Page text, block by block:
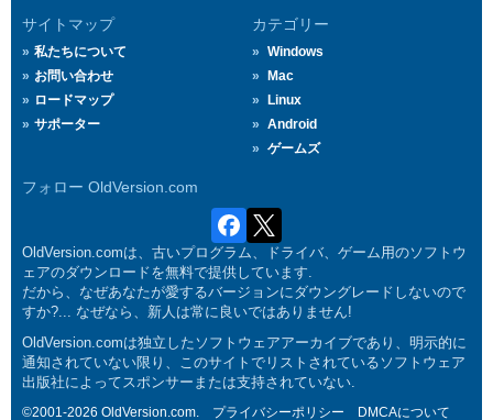
サイトマップ
私たちについて
お問い合わせ
ロードマップ
サポーター
カテゴリー
Windows
Mac
Linux
Android
ゲームズ
フォロー OldVersion.com
OldVersion.comは、古いプログラム、ドライバ、ゲーム用のソフトウ
ェアのダウンロードを無料で提供しています.
だから、なぜあなたが愛するバージョンにダウングレードしないので
すか?... なぜなら、新人は常に良いではありません!
OldVersion.comは独立したソフトウェアアーカイブであり、明示的に
通知されていない限り、このサイトでリストされているソフトウェア
出版社によってスポンサーまたは支持されていない.
©2001-2026 OldVersion.com. プライバシーポリシー DMCAについて